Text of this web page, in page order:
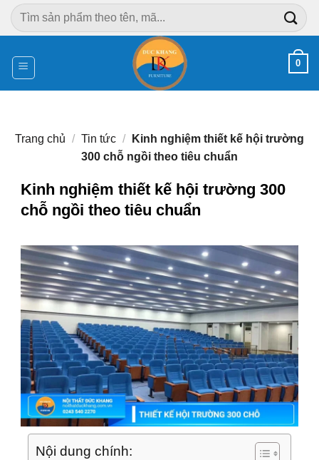
Chuyển
đến
dung
Tìm
kiếm:
0
Trang chủ / Tin tức /
Kinh nghiệm thiết kế hội trường
300 chỗ ngồi theo tiêu chuẩn
Kinh nghiệm thiết kế hội trường 300
chỗ ngồi theo tiêu chuẩn
Nội dung chính: